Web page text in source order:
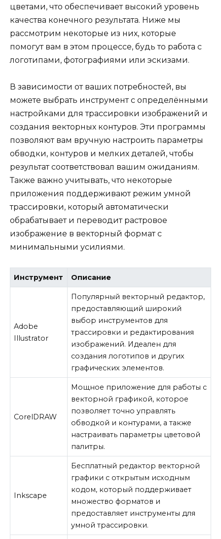
цветами, что обеспечивает высокий уровень
качества конечного результата. Ниже мы
рассмотрим некоторые из них, которые
помогут вам в этом процессе, будь то работа с
логотипами, фотографиями или эскизами.
В зависимости от ваших потребностей, вы
можете выбрать инструмент с определёнными
настройками для трассировки изображений и
создания векторных контуров. Эти программы
позволяют вам вручную настроить параметры
обводки, контуров и мелких деталей, чтобы
результат соответствовал вашим ожиданиям.
Также важно учитывать, что некоторые
приложения поддерживают режим умной
трассировки, который автоматически
обрабатывает и переводит растровое
изображение в векторный формат с
минимальными усилиями.
Инструмент Описание
Adobe
Illustrator
Популярный векторный редактор,
предоставляющий широкий
выбор инструментов для
трассировки и редактирования
изображений. Идеален для
создания логотипов и других
графических элементов.
CorelDRAW
Мощное приложение для работы с
векторной графикой, которое
позволяет точно управлять
обводкой и контурами, а также
настраивать параметры цветовой
палитры.
Inkscape
Бесплатный редактор векторной
графики с открытым исходным
кодом, который поддерживает
множество форматов и
предоставляет инструменты для
умной трассировки.